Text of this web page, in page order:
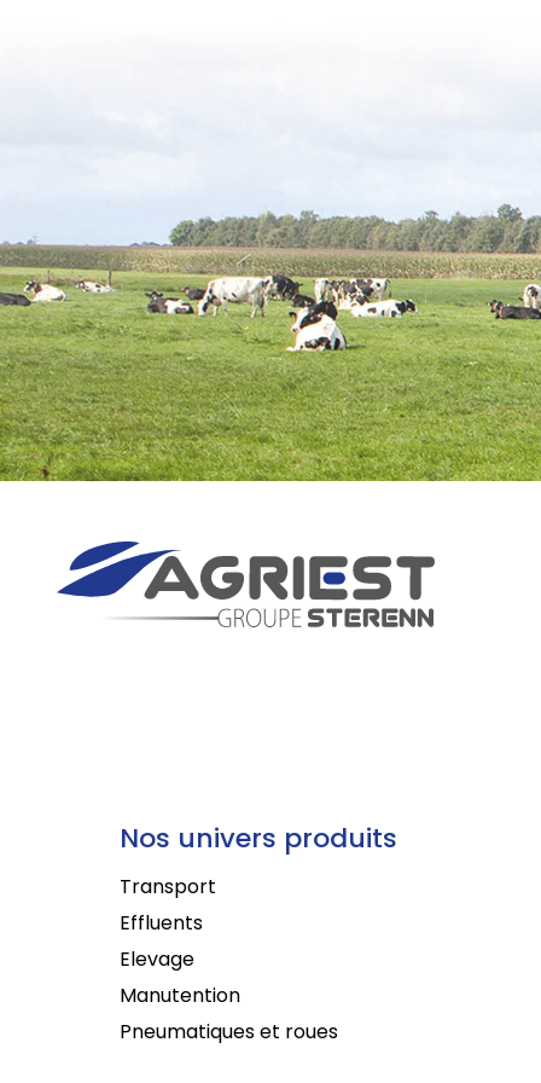
Nos univers produits
Transport
Effluents
Elevage
Manutention
Pneumatiques et roues